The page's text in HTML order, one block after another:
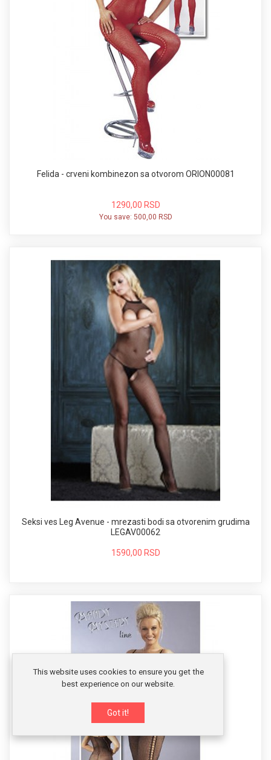
Felida - crveni kombinezon sa otvorom ORION00081
1290,00 RSD
You save: 500,00 RSD
Seksi ves Leg Avenue - mrezasti bodi sa otvorenim grudima
LEGAV00062
1590,00 RSD
This website uses cookies to ensure you get the
best experience on our website.
Got it!